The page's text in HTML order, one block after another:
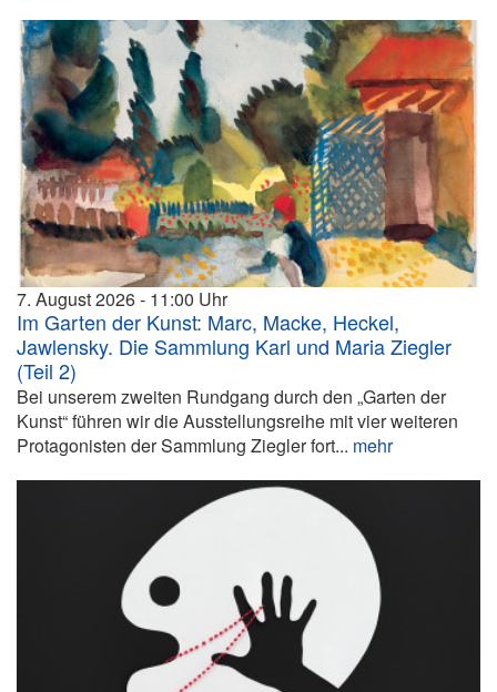
7. August 2026 11:00
Im Garten der Kunst: Marc, Macke, Heckel,
Jawlensky. Die Sammlung Karl und Maria Ziegler
(Teil 2)
Bei unserem zweiten Rundgang durch den „Garten der
Kunst“ führen wir die Ausstellungsreihe mit vier weiteren
Protagonisten der Sammlung Ziegler fort... mehr